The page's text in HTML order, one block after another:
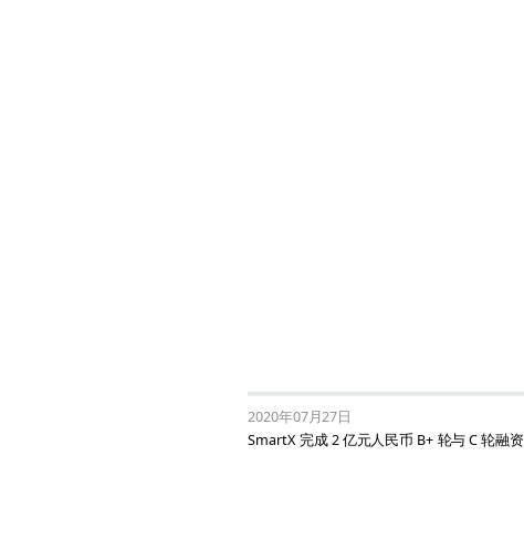
2020年07月27日
SmartX 完成 2 亿元人民币 B+ 轮与 C 轮融资